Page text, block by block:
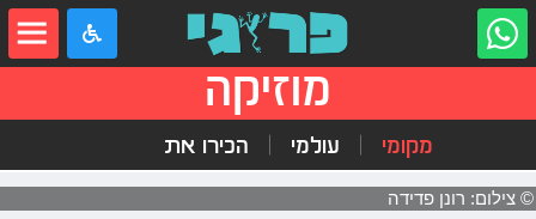
מוזיקה
מקומי עולמי הכירו את
© צילום: רונן פדידה